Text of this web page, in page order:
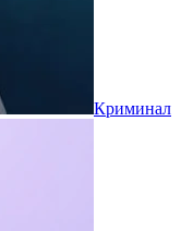
Криминал